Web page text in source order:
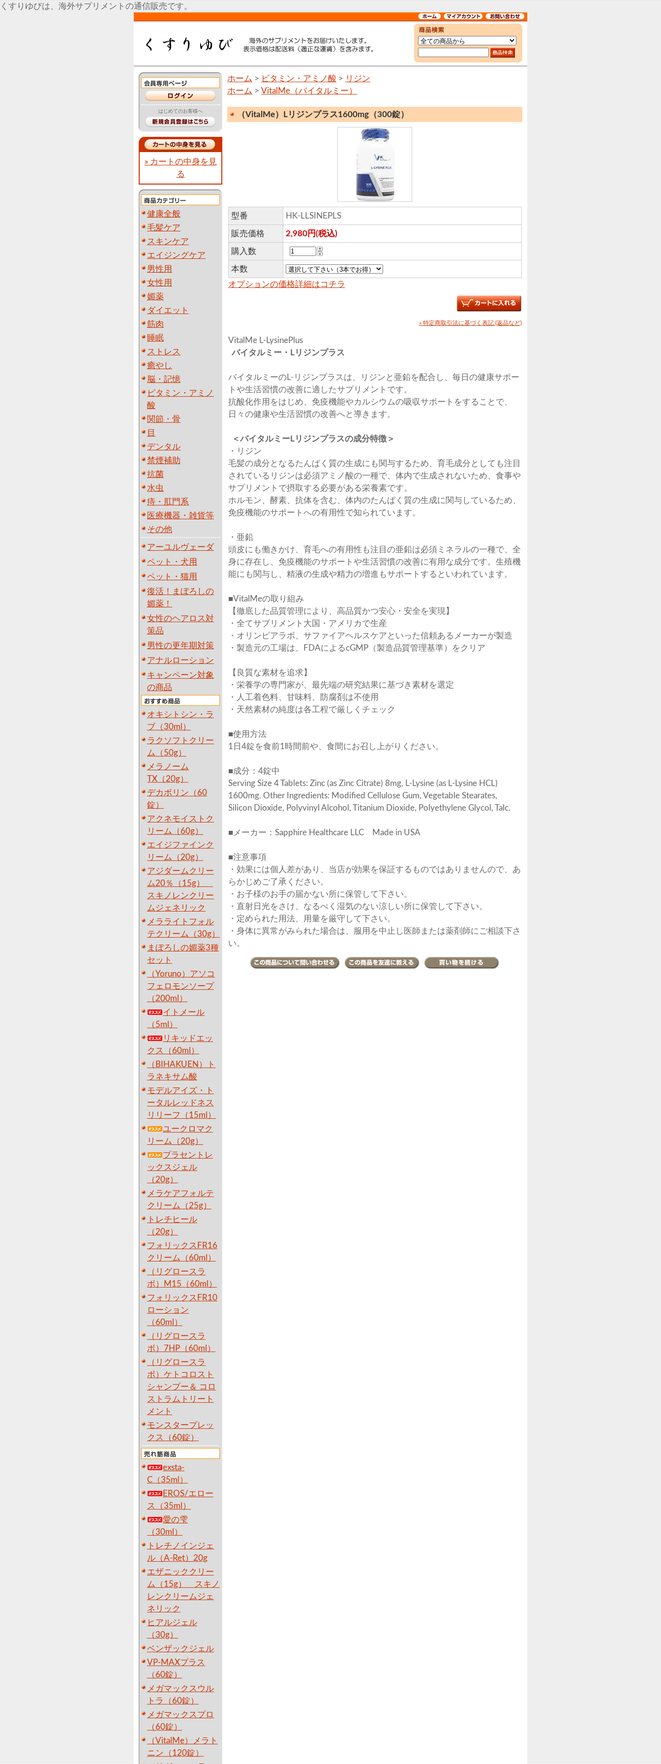
くすりゆびは、海外サプリメントの通信販売です。
はじめてのお客様へ
» カートの中身を見
る
健康全般
毛髪ケア
スキンケア
エイジングケア
男性用
女性用
媚薬
ダイエット
筋肉
睡眠
ストレス
癒やし
脳・記憶
ビタミン・アミノ
酸
関節・骨
目
デンタル
禁煙補助
抗菌
水虫
痔・肛門系
医療機器・雑貨等
その他
アーユルヴェーダ
ペット・犬用
ペット・猫用
復活！まぼろしの
媚薬！
女性のヘアロス対
策品
男性の更年期対策
アナルローション
キャンペーン対象
の商品
オキシトシン・ラ
ブ（30ml）
ラクソフトクリー
ム（50g）
メラノーム
TX（20g）
デカボリン（60
錠）
アクネモイストク
リーム（60g）
エイジファインク
リーム（20g）
アジダームクリー
ム20％（15g）
スキノレンクリー
ムジェネリック
メラライトフォル
テクリーム（30g）
まぼろしの媚薬3種
セット
（Yoruno）アソコ
フェロモンソープ
（200ml）
イトメール
（5ml）
リキッドエッ
クス（60ml）
（BIHAKUEN）ト
ラネキサム酸
モデルアイズ・ト
ータルレッドネス
リリーフ（15ml）
ユークロマク
リーム（20g）
プラセントレ
ックスジェル
（20g）
メラケアフォルテ
クリーム（25g）
トレチヒール
（20g）
フォリックスFR16
クリーム（60ml）
（リグロースラ
ボ）M15（60ml）
フォリックスFR10
ローション
（60ml）
（リグロースラ
ボ）7HP（60ml）
（リグロースラ
ボ）ケトコロスト
シャンプー＆ コロ
ストラムトリート
メント
モンスタープレッ
クス（60錠）
exsta-
C（35ml）
EROS/エロー
ス（35ml）
愛の雫
（30ml）
トレチノインジェ
ル（A-Ret）20g
エザニッククリー
ム（15g） スキノ
レンクリームジェ
ネリック
ヒアルジェル
（30g）
ベンザックジェル
VP-MAXプラス
（60錠）
メガマックスウル
トラ（60錠）
メガマックスプロ
（60錠）
（VitalMe）メラト
ニン（120錠）
ホーム > ビタミン・アミノ酸 > リジン
ホーム > VitalMe（バイタルミー）
（VitalMe）Lリジンプラス1600mg（300錠）
型番 HK-LLSINEPLS
販売価格 2,980円(税込)
購入数
本数
オプションの価格詳細はコチラ
» 特定商取引法に基づく表記 (返品など)
VitalMe L-LysinePlus
バイタルミー・Lリジンプラス
バイタルミーのL-リジンプラスは、リジンと亜鉛を配合し、毎日の健康サポー
トや生活習慣の改善に適したサプリメントです。
抗酸化作用をはじめ、免疫機能やカルシウムの吸収サポートをすることで、
日々の健康や生活習慣の改善へと導きます。
＜バイタルミーLリジンプラスの成分特徴＞
・リジン
毛髪の成分となるたんぱく質の生成にも関与するため、育毛成分としても注目
されているリジンは必須アミノ酸の一種で、体内で生成されないため、食事や
サプリメントで摂取する必要がある栄養素です。
ホルモン、酵素、抗体を含む、体内のたんぱく質の生成に関与しているため、
免疫機能のサポートへの有用性で知られています。
・亜鉛
頭皮にも働きかけ、育毛への有用性も注目の亜鉛は必須ミネラルの一種で、全
身に存在し、免疫機能のサポートや生活習慣の改善に有用な成分です。生殖機
能にも関与し、精液の生成や精力の増進もサポートするといわれています。
■VitalMeの取り組み
【徹底した品質管理により、高品質かつ安心・安全を実現】
・全てサプリメント大国・アメリカで生産
・オリンピアラボ、サファイアヘルスケアといった信頼あるメーカーが製造
・製造元の工場は、FDAによるcGMP（製造品質管理基準）をクリア
【良質な素材を追求】
・栄養学の専門家が、最先端の研究結果に基づき素材を選定
・人工着色料、甘味料、防腐剤は不使用
・天然素材の純度は各工程で厳しくチェック
■使用方法
1日4錠を食前1時間前や、食間にお召し上がりください。
■成分：4錠中
Serving Size 4 Tablets: Zinc (as Zinc Citrate) 8mg, L-Lysine (as L-Lysine HCL)
1600mg. Other Ingredients: Modified Cellulose Gum, Vegetable Stearates,
Silicon Dioxide, Polyvinyl Alcohol, Titanium Dioxide, Polyethylene Glycol, Talc.
■メーカー：Sapphire Healthcare LLC Made in USA
■注意事項
・効果には個人差があり、当店が効果を保証するものではありませんので、あ
らかじめご了承ください。
・お子様のお手の届かない所に保管して下さい。
・直射日光をさけ、なるべく湿気のない涼しい所に保管して下さい。
・定められた用法、用量を厳守して下さい。
・身体に異常がみられた場合は、服用を中止し医師または薬剤師にご相談下さ
い。